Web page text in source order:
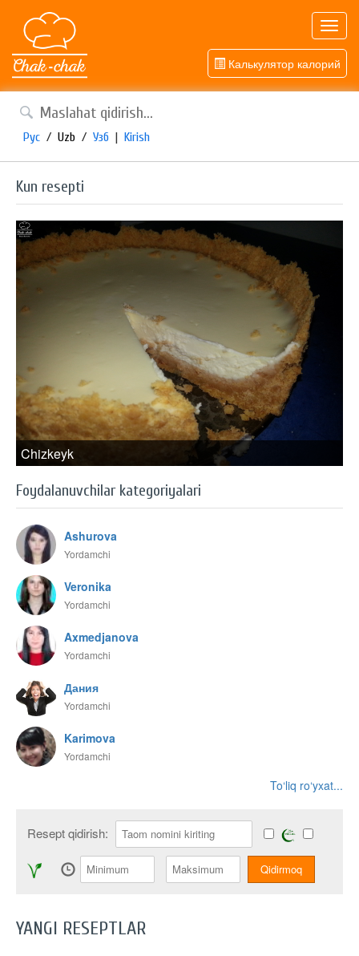
Калькулятор калорий
Рус / Uzb / Узб | Kirish
Kun resepti
Chizkeyk
Foydalanuvchilar kategoriyalari
Ashurova
Yordamchi
Veronika
Yordamchi
Axmedjanova
Yordamchi
Дания
Yordamchi
Karimova
Yordamchi
To‘liq ro‘yxat...
Resept qidirish:
YANGI RESEPTLAR